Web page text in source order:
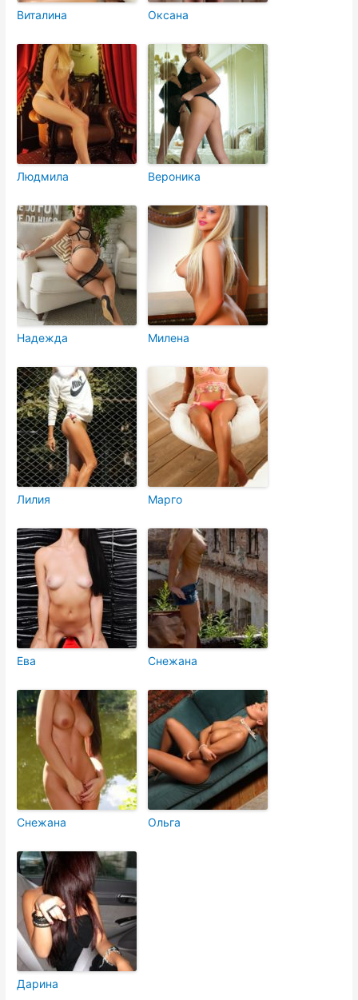
Виталина Оксана
Людмила Вероника
Надежда Милена
Лилия Марго
Ева Снежана
Снежана Ольга
Дарина